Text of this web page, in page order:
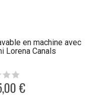
en machine avec
Lorena Canals
€